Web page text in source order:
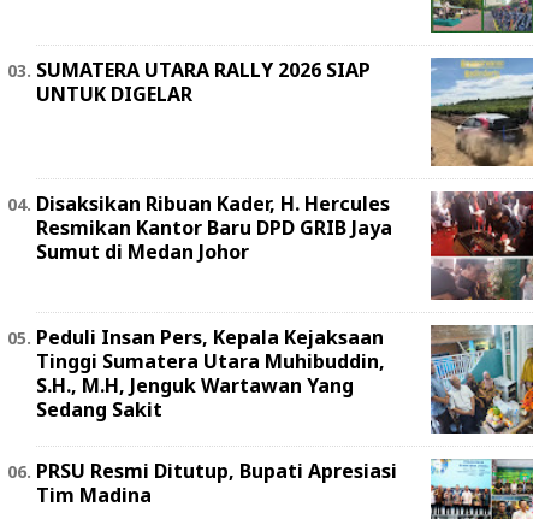
SUMATERA UTARA RALLY 2026 SIAP
UNTUK DIGELAR
Disaksikan Ribuan Kader, H. Hercules
Resmikan Kantor Baru DPD GRIB Jaya
Sumut di Medan Johor
Peduli Insan Pers, Kepala Kejaksaan
Tinggi Sumatera Utara Muhibuddin,
S.H., M.H, Jenguk Wartawan Yang
Sedang Sakit
PRSU Resmi Ditutup, Bupati Apresiasi
Tim Madina